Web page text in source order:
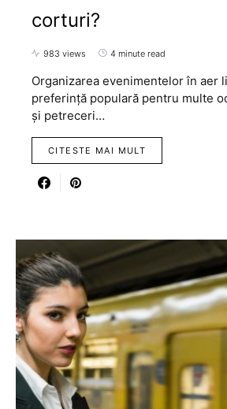
corturi?
983 views 4 minute read
Organizarea evenimentelor în aer
preferință populară pentru multe
și petreceri…
CITESTE MAI MULT